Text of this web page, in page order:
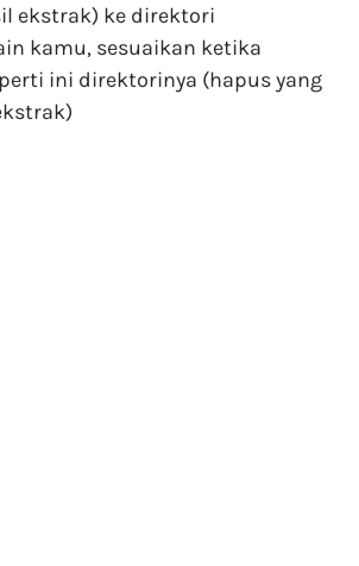
ekstrak) ke direktori
kamu, sesuaikan ketika
ini direktorinya (hapus yang